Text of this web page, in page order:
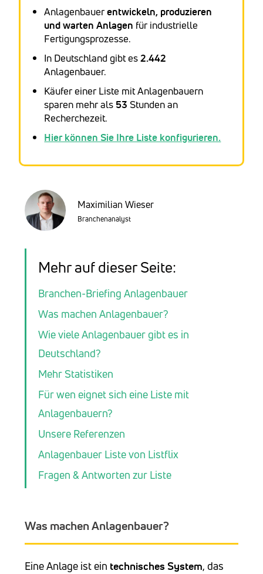
Anlagenbauerentwickeln, produzieren
und warten Anlagen für industrielle
Fertigungsprozesse.
In Deutschland gibt es2.442
Anlagenbauer.
Käufer einer Liste mit Anlagenbauern
sparen mehr als 53 Stunden an
Recherchezeit.
Hier können Sie Ihre Liste konfigurieren.
Maximilian Wieser
Branchenanalyst
Mehr auf dieser Seite:
Branchen-Briefing Anlagenbauer
Was machen Anlagenbauer?
Wie viele Anlagenbauer gibt es in
Deutschland?
Mehr Statistiken
Für wen eignet sich eine Liste mit
Anlagenbauern?
Unsere Referenzen
Anlagenbauer Liste von Listflix
Fragen & Antworten zur Liste
Was machen Anlagenbauer?
Eine Anlage ist ein technisches System, das